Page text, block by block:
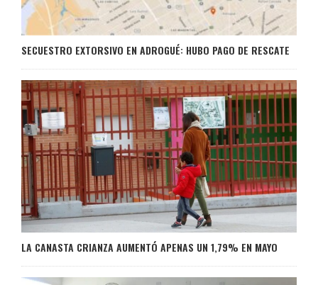
SECUESTRO EXTORSIVO EN ADROGUÉ: HUBO PAGO DE RESCATE
LA CANASTA CRIANZA AUMENTÓ APENAS UN 1,79% EN MAYO